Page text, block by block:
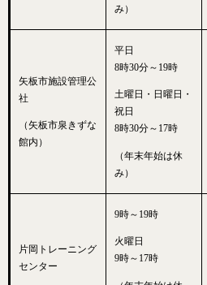
み）
矢板市施設管理公
社
（矢板市泉きずな
館内）
平日
8時30分～19時
土曜日・日曜日・
祝日
8時30分～17時
（年末年始は休
み）
片岡トレーニング
センター
9時～19時
火曜日
9時～17時